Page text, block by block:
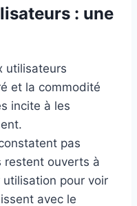
: une
utilisateurs
et la commodité
incite à les
pas
restent ouverts à
utilisation pour voir
avec le